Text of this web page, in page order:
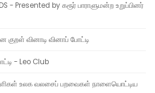
- Presented by கரூர் பாராளுமன்ற உறுப்பினர்
வினாடி வினாப் போட்டி
- Leo Club
உலக வலசைப் பறவைகள் நாளையொட்டிய